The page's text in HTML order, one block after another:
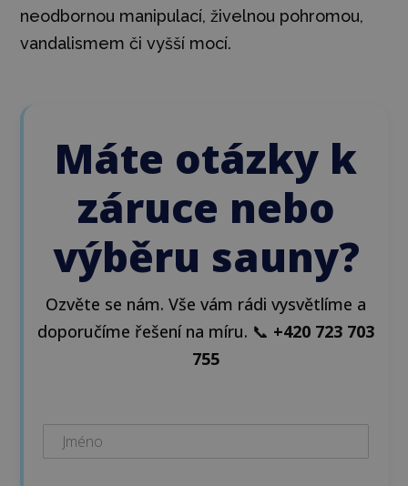
neodbornou manipulací, živelnou pohromou,
vandalismem či vyšší mocí.
Máte otázky k
záruce nebo
výběru sauny?
Ozvěte se nám. Vše vám rádi vysvětlíme a
doporučíme řešení na míru. 📞 +420 723 703
755